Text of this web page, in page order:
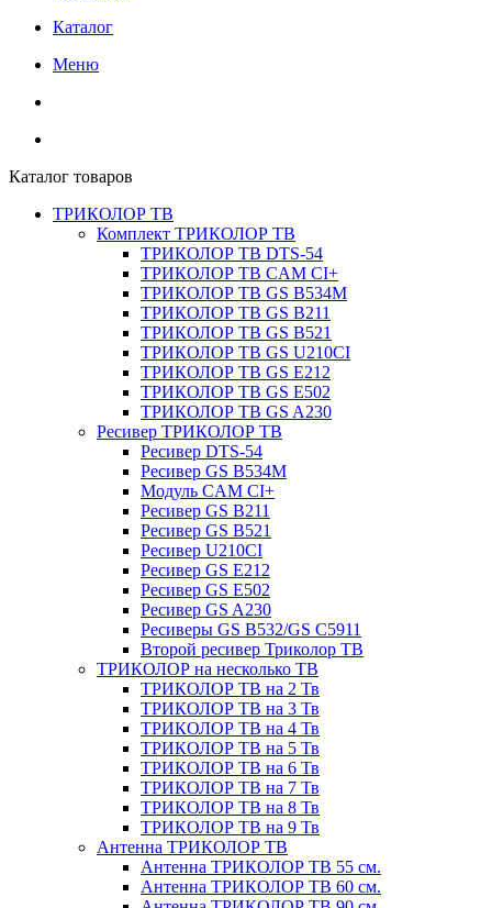
Каталог
Меню
Каталог товаров
ТРИКОЛОР ТВ
Комплект ТРИКОЛОР ТВ
ТРИКОЛОР ТВ DTS-54
ТРИКОЛОР ТВ CAM CI+
ТРИКОЛОР ТВ GS B534M
ТРИКОЛОР ТВ GS B211
ТРИКОЛОР ТВ GS B521
ТРИКОЛОР ТВ GS U210CI
ТРИКОЛОР ТВ GS E212
ТРИКОЛОР ТВ GS E502
ТРИКОЛОР ТВ GS A230
Ресивер ТРИКОЛОР ТВ
Ресивер DTS-54
Ресивер GS B534M
Модуль CAM CI+
Ресивер GS B211
Ресивер GS B521
Ресивер U210CI
Ресивер GS E212
Ресивер GS E502
Ресивер GS A230
Ресиверы GS B532/GS C5911
Второй ресивер Триколор ТВ
ТРИКОЛОР на несколько ТВ
ТРИКОЛОР ТВ на 2 Тв
ТРИКОЛОР ТВ на 3 Тв
ТРИКОЛОР ТВ на 4 Тв
ТРИКОЛОР ТВ на 5 Тв
ТРИКОЛОР ТВ на 6 Тв
ТРИКОЛОР ТВ на 7 Тв
ТРИКОЛОР ТВ на 8 Тв
ТРИКОЛОР ТВ на 9 Тв
Антенна ТРИКОЛОР ТВ
Антенна ТРИКОЛОР ТВ 55 см.
Антенна ТРИКОЛОР ТВ 60 см.